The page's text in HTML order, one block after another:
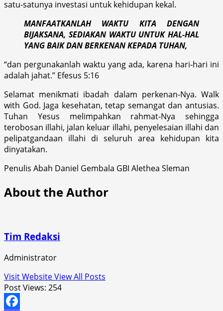
satu-satunya investasi untuk kehidupan kekal.
MANFAATKANLAH WAKTU KITA DENGAN
BIJAKSANA,‎ SEDIAKAN WAKTU UNTUK HAL-HAL
YANG BAIK DAN BERKENAN KEPADA TUHAN,‎
“dan pergunakanlah waktu yang ada, karena hari-hari ini
adalah jahat.” Efesus 5:16
Selamat menikmati ibadah dalam perkenan-Nya. Walk
with God. Jaga kesehatan, tetap semangat dan antusias.
Tuhan Yesus melimpahkan rahmat-Nya sehingga
terobosan illahi, jalan keluar illahi, penyelesaian illahi dan
pelipatgandaan illahi di seluruh area kehidupan kita
dinyatakan.
Penulis Abah Daniel Gembala GBI Alethea Sleman
About the Author
Tim Redaksi
Administrator
Visit WebsiteView All Posts
Post Views: 254